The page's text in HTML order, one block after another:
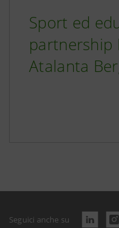
Sport ed
partnership
Atalanta
Seguici anche su